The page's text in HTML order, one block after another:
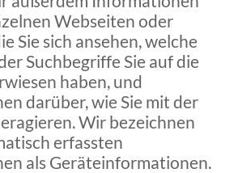
Webseiten oder
Sie sich ansehen, welche
Suchbegriffe Sie auf die
haben, und
darüber, wie Sie mit der
Wir bezeichnen
erfassten
als Geräteinformationen.